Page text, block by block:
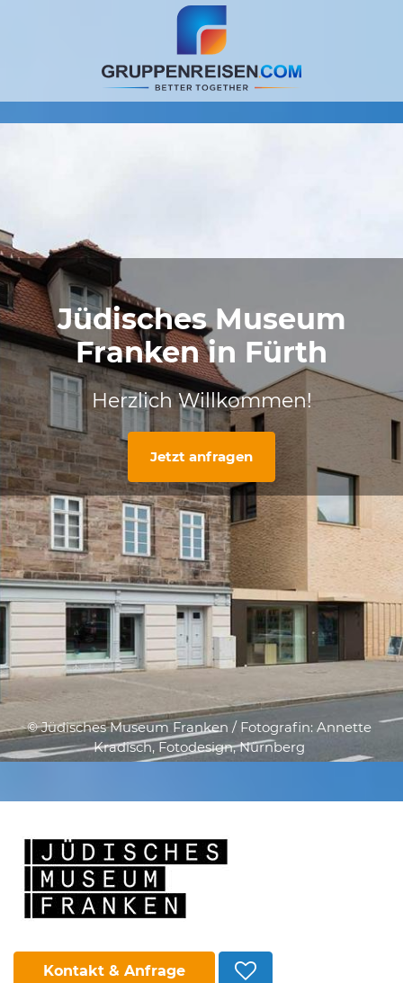
Jüdisches Museum
Franken in Fürth
Herzlich Willkommen!
Jetzt anfragen
© Jüdisches Museum Franken / Fotografin: Annette
Kradisch, Fotodesign, Nürnberg
Kontakt & Anfrage